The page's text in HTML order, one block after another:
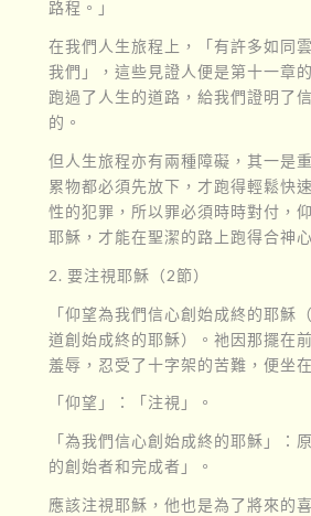
路程。」
在我們人生旅程上，「有許多如同
我們」，這些見證人便是第十一章
跑過了人生的道路，給我們證明了
的。
但人生旅程亦有兩種障礙，其一是
累物都必須先放下，才跑得輕鬆快
性的犯罪，所以罪必須時時對付，
耶穌，才能在聖潔的路上跑得合神心
2. 要注視耶穌（2節）
「仰望為我們信心創始成終的耶穌
道創始成終的耶穌）。祂因那擺在
羞辱，忍受了十字架的苦難，便坐
「仰望」：「注視」。
「為我們信心創始成終的耶穌」：
的創始者和完成者」。
應該注視耶穌，他也是為了將來的